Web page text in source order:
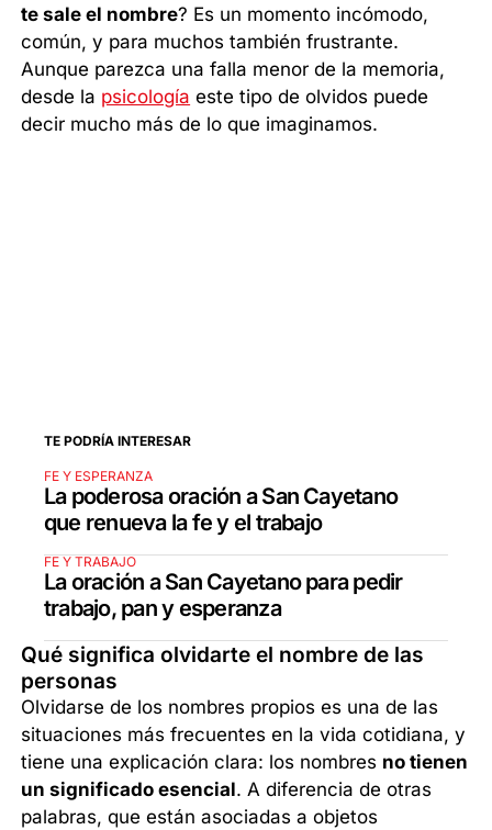
te sale el nombre? Es un momento incómodo,
común, y para muchos también frustrante.
Aunque parezca una falla menor de la memoria,
desde la psicología este tipo de olvidos puede
decir mucho más de lo que imaginamos.
TE PODRÍA INTERESAR
FE Y ESPERANZA
La poderosa oración a San Cayetano
que renueva la fe y el trabajo
FE Y TRABAJO
La oración a San Cayetano para pedir
trabajo, pan y esperanza
Qué significa olvidarte el nombre de las
personas
Olvidarse de los nombres propios es una de las
situaciones más frecuentes en la vida cotidiana, y
tiene una explicación clara: los nombres no tienen
un significado esencial. A diferencia de otras
palabras, que están asociadas a objetos